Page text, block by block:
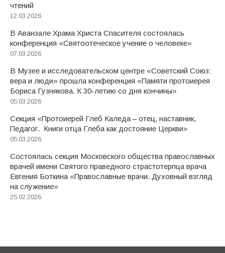
чтений
12.03.2026
В Аванзале Храма Христа Спасителя состоялась
конференция «Святоотеческое учение о человеке»
07.03.2026
В Музее и исследовательском центре «Советский Союз:
вера и люди» прошла конференция «Памяти протоиерея
Бориса Гузнякова. К 30-летию со дня кончины»
05.03.2026
Секция «Протоиерей Глеб Каледа – отец, наставник,
Педагог. Книги отца Глеба как достояние Церкви»
05.03.2026
Состоялась секция Московского общества православных
врачей имени Святого праведного страстотерпца врача
Евгения Боткина «Православные врачи. Духовный взгляд
на служение»
25.02.2026